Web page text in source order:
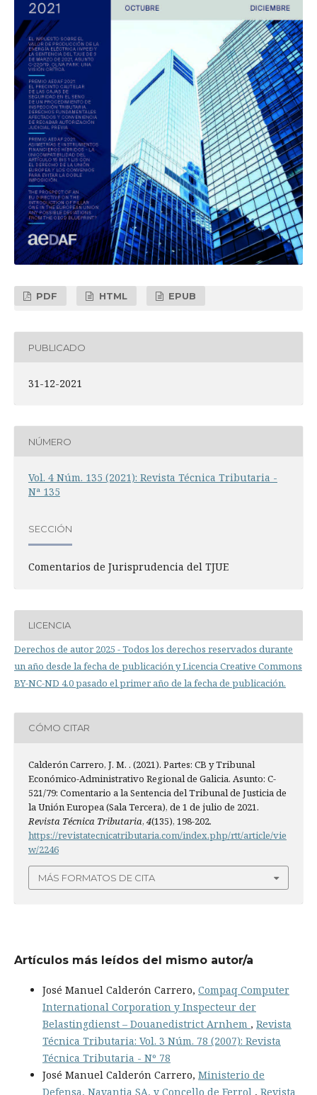
PDF HTML EPUB
PUBLICADO
31-12-2021
NÚMERO
Vol. 4 Núm. 135 (2021): Revista Técnica Tributaria -
Nª 135
SECCIÓN
Comentarios de Jurisprudencia del TJUE
LICENCIA
Derechos de autor 2025 - Todos los derechos reservados durante
un año desde la fecha de publicación y Licencia Creative Commons
BY-NC-ND 4.0 pasado el primer año de la fecha de publicación.
CÓMO CITAR
Calderón Carrero, J. M. . (2021). Partes: CB y Tribunal
Económico-Administrativo Regional de Galicia. Asunto: C-
521/79: Comentario a la Sentencia del Tribunal de Justicia de
la Unión Europea (Sala Tercera), de 1 de julio de 2021.
Revista Técnica Tributaria, 4(135), 198-202.
https://revistatecnicatributaria.com/index.php/rtt/article/vie
w/2246
MÁS FORMATOS DE CITA
Artículos más leídos del mismo autor/a
José Manuel Calderón Carrero, Compaq Computer
International Corporation y Inspecteur der
Belastingdienst – Douanedistrict Arnhem , Revista
Técnica Tributaria: Vol. 3 Núm. 78 (2007): Revista
Técnica Tributaria - Nº 78
José Manuel Calderón Carrero, Ministerio de
Defensa, Navantia SA, y Concello de Ferrol , Revista